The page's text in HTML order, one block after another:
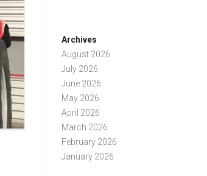
Archives
August 2026
July 2026
June 2026
May 2026
April 2026
March 2026
February 2026
January 2026